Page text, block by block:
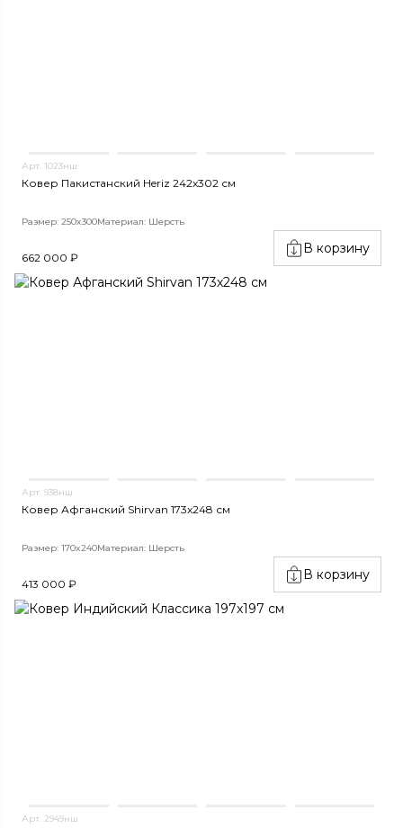
Арт. 1023нш
Ковер Пакистанский Heriz 242x302 см
Размер: 250x300Материал: Шерсть
662 000 ₽
В корзину
Арт. 938нш
Ковер Афганский Shirvan 173x248 см
Размер: 170x240Материал: Шерсть
413 000 ₽
В корзину
Арт. 2949нш